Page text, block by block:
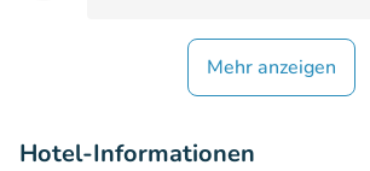
Mehr anzeigen
Hotel-Informationen